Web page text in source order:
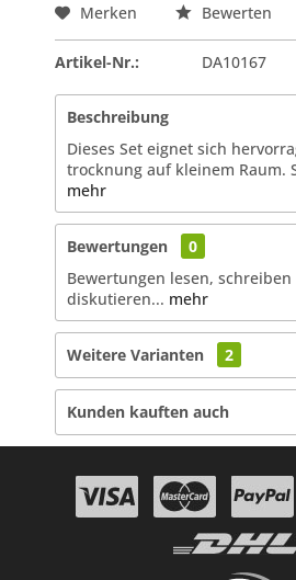
Merken Bewerten
Artikel-Nr.: DA10167
Beschreibung
Dieses Set eignet sich
trocknung auf kleinem Raum.
mehr
Bewertungen
0
Bewertungen lesen, schreiben
diskutieren... mehr
Weitere Varianten 2
Kunden kauften auch